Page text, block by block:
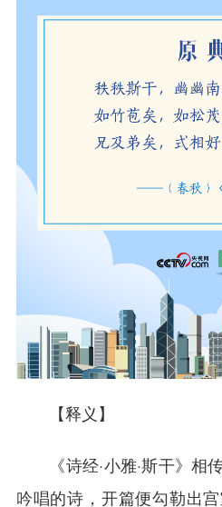
【释义】
《诗经·小雅·斯干》相
吟唱的诗，开篇便勾勒出